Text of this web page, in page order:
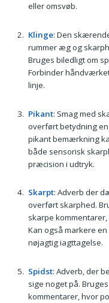
eller omsvøb.
Klinge: Den
rummer æg og
Bruges biledligt om
Forbinder
linje.
Pikant: Smag med
overført betydning
pikant bemærkning
både sensorisk
præcision i udtryk.
Skarpt: Adverb der
overført skarphed.
skarpe
Kan også markere
nøjagtig iagttagelse.
Spidst: Adverb, der
sige noget på.
kommentarer, hvor